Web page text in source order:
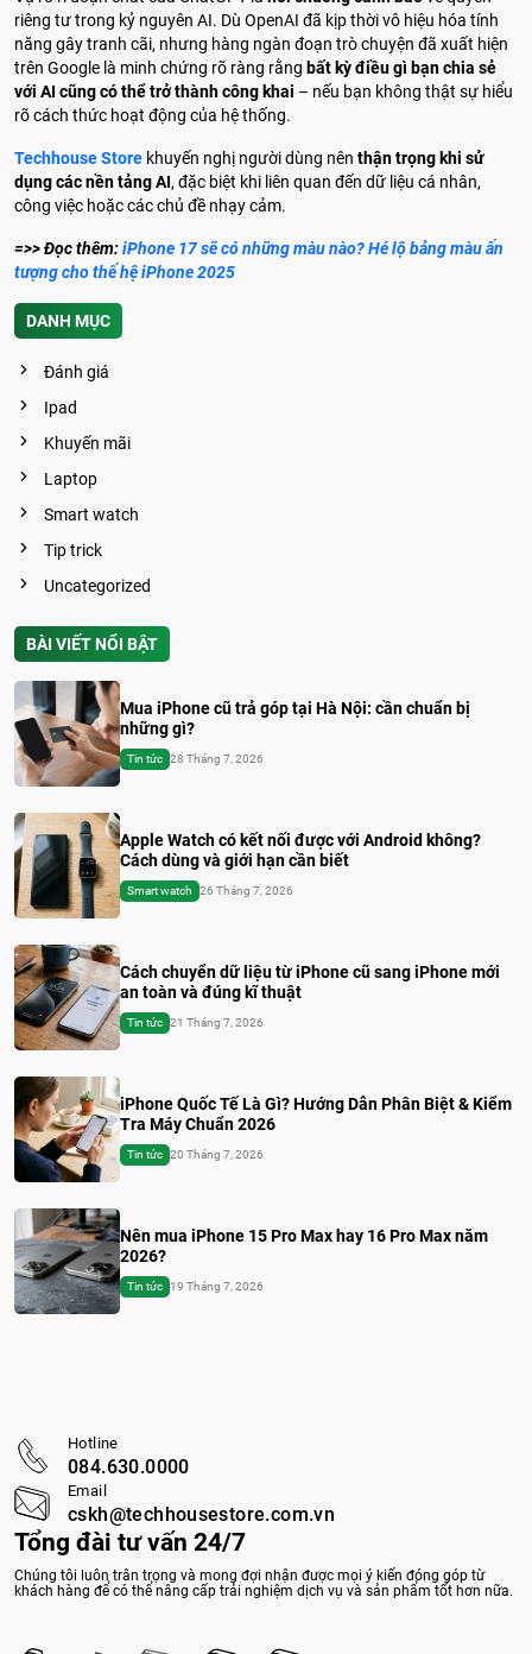
riêng tư trong kỷ nguyên AI. Dù OpenAI đã kịp thời vô hiệu hóa tính
năng gây tranh cãi, nhưng hàng ngàn đoạn trò chuyện đã xuất hiện
trên Google là minh chứng rõ ràng rằng bất kỳ điều gì bạn chia sẻ
với AI cũng có thể trở thành công khai – nếu bạn không thật sự hiểu
rõ cách thức hoạt động của hệ thống.
Techhouse Store khuyến nghị người dùng nên thận trọng khi sử
dụng các nền tảng AI, đặc biệt khi liên quan đến dữ liệu cá nhân,
công việc hoặc các chủ đề nhạy cảm.
=>> Đọc thêm:iPhone 17 sẽ có những màu nào? Hé lộ bảng màu ấn
tượng cho thế hệ iPhone 2025
DANH MỤC
Đánh giá
Ipad
Khuyến mãi
Laptop
Smart watch
Tip trick
Uncategorized
BÀI VIẾT NỔI BẬT
Mua iPhone cũ trả góp tại Hà Nội: cần chuẩn bị
những gì?
Tin tức 28 Tháng 7, 2026
Apple Watch có kết nối được với Android không?
Cách dùng và giới hạn cần biết
Smart watch 26 Tháng 7, 2026
Cách chuyển dữ liệu từ iPhone cũ sang iPhone mới
an toàn và đúng kĩ thuật
Tin tức 21 Tháng 7, 2026
iPhone Quốc Tế Là Gì? Hướng Dẫn Phân Biệt & Kiểm
Tra Máy Chuẩn 2026
Tin tức 20 Tháng 7, 2026
Nên mua iPhone 15 Pro Max hay 16 Pro Max năm
2026?
Tin tức 19 Tháng 7, 2026
Tổng đài tư vấn 24/7
Chúng tôi luôn trân trọng và mong đợi nhận được mọi ý kiến đóng góp từ
khách hàng để có thể nâng cấp trải nghiệm dịch vụ và sản phẩm tốt hơn nữa.
Hotline
084.630.0000
Email
cskh@techhousestore.com.vn